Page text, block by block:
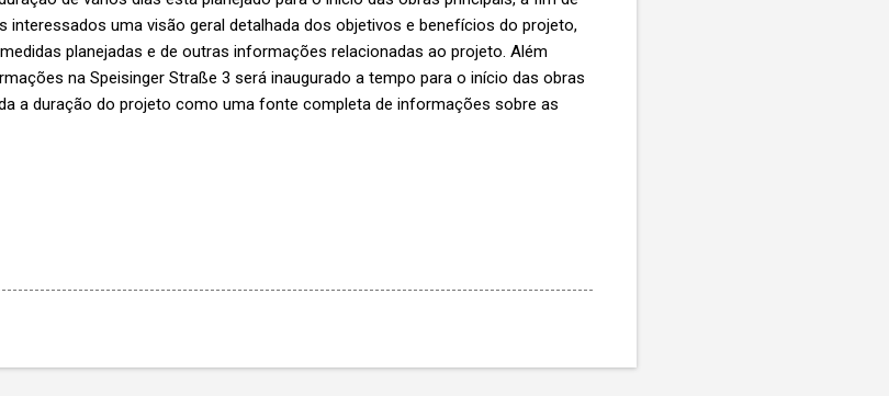
​​uma visão geral detalhada dos objetivos e benefícios do projeto,
planejadas e de outras informações relacionadas ao projeto. Além
na Speisinger Straße 3 será inaugurado a tempo para o início das obras
a duração do projeto como uma fonte completa de informações sobre as